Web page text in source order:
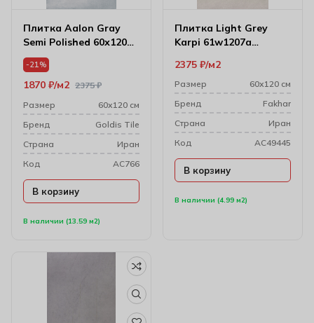
Плитка Aalon Gray
Semi Polished 60х120
см
В наличии (13.59 м2)
-21%
2375₽
1870 ₽ м2
Размер
60х120 см
Бренд
Goldis Tile
Cтрана
Иран
Код
AC766
В корзину
Плитка Light Grey
Karpi 61w1207a
В наличии (4.99 м2)
2375 ₽ м2
Размер
60х120 см
Бренд
Fakhar
Cтрана
Иран
Код
AC49445
В корзину